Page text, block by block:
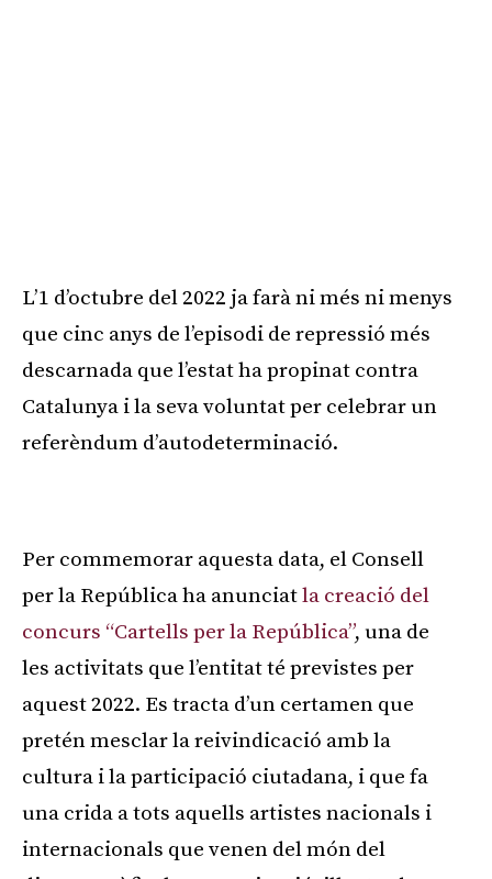
L’1 d’octubre del 2022 ja farà ni més ni menys
que cinc anys de l’episodi de repressió més
descarnada que l’estat ha propinat contra
Catalunya i la seva voluntat per celebrar un
referèndum d’autodeterminació.
Per commemorar aquesta data, el Consell
per la República ha anunciatla creació del
concurs “Cartells per la República”, una de
les activitats que l’entitat té previstes per
aquest 2022. Es tracta d’un certamen que
pretén mesclar la reivindicació amb la
cultura i la participació ciutadana, i que fa
una crida a tots aquells artistes nacionals i
internacionals que venen del món del